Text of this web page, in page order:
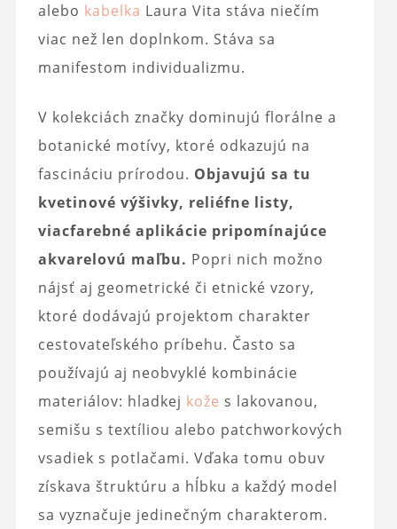
alebo kabelka Laura Vita stáva niečím
viac než len doplnkom. Stáva sa
manifestom individualizmu.
V kolekciách značky dominujú florálne a
botanické motívy, ktoré odkazujú na
fascináciu prírodou. Objavujú sa tu
kvetinové výšivky, reliéfne listy,
viacfarebné aplikácie pripomínajúce
akvarelovú maľbu. Popri nich možno
nájsť aj geometrické či etnické vzory,
ktoré dodávajú projektom charakter
cestovateľského príbehu. Často sa
používajú aj neobvyklé kombinácie
materiálov: hladkej kože s lakovanou,
semišu s textíliou alebo patchworkových
vsadiek s potlačami. Vďaka tomu obuv
získava štruktúru a hĺbku a každý model
sa vyznačuje jedinečným charakterom.